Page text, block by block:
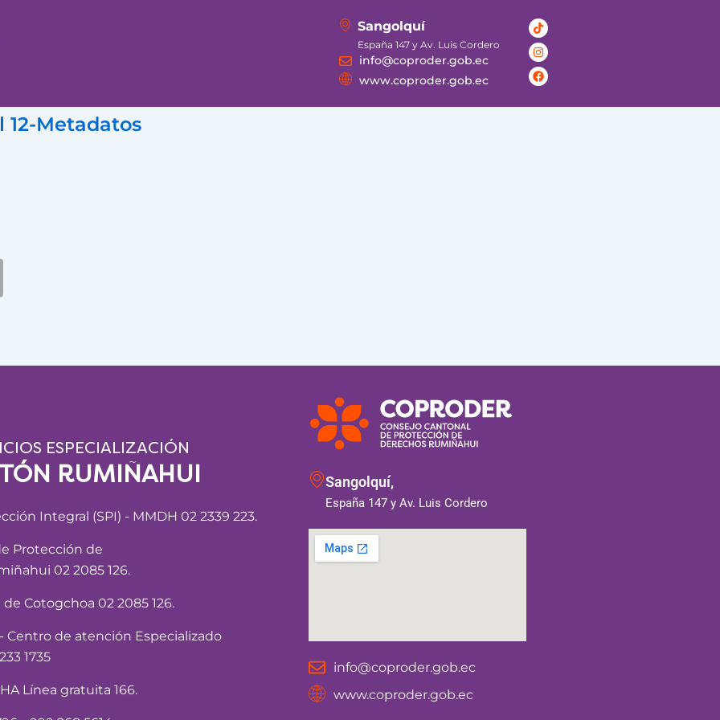
Sangolquí
España 147 y Av. Luis Cordero
info@coproder.gob.ec
www.coproder.gob.ec
Tiktok
Instagram
Facebook
12-Metadatos
ESPECIALIZACIÓN
RUMIÑAHUI
Integral (SPI) - MMDH 02 2339 223.
Protección de
02 2085 126.
Cotogchoa 02 2085 126.
Centro de atención Especializado
1735
Línea gratuita 166.
Sangolquí,
España 147 y Av. Luis Cordero
info@coproder.gob.ec
www.coproder.gob.ec